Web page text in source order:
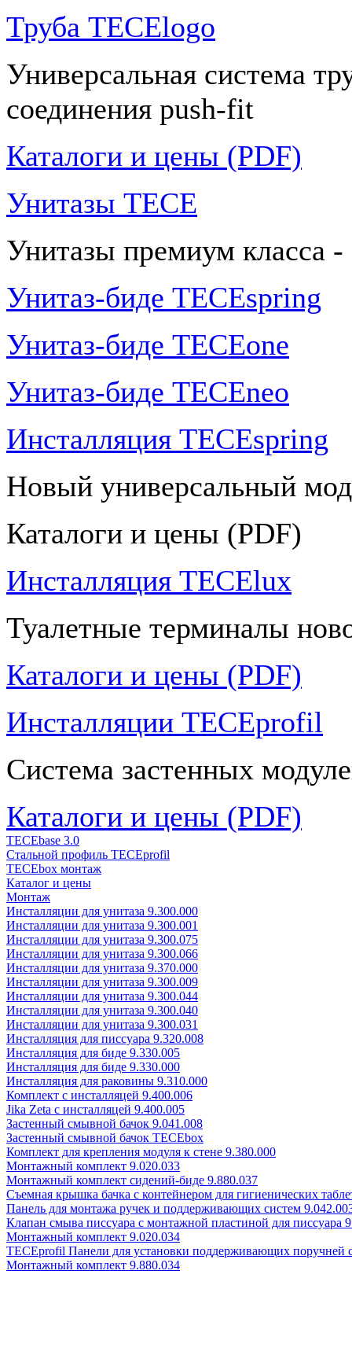
Труба TECElogo
Универсальная система
соединения push-fit
Каталоги и цены (PDF)
Унитазы TECE
Унитазы премиум класса -
Унитаз-биде TECEspring
Унитаз-биде TECEone
Унитаз-биде TECEneo
Инсталляция TECEspring
Новый универсальный
Каталоги и цены (PDF)
Инсталляция TECElux
Туалетные терминалы
Каталоги и цены (PDF)
Инсталляции TECEprofil
Система застенных
Каталоги и цены (PDF)
TECEbase 3.0
Стальной профиль TECEprofil
TECEbox монтаж
Каталог и цены
Монтаж
Инсталляции для унитаза 9.300.000
Инсталляции для унитаза 9.300.001
Инсталляции для унитаза 9.300.075
Инсталляции для унитаза 9.300.066
Инсталляции для унитаза 9.370.000
Инсталляции для унитаза 9.300.009
Инсталляции для унитаза 9.300.044
Инсталляции для унитаза 9.300.040
Инсталляции для унитаза 9.300.031
Инсталляция для писсуара 9.320.008
Инсталляция для биде 9.330.005
Инсталляция для биде 9.330.000
Инсталляция для раковины 9.310.000
Комплект с инсталляцей 9.400.006
Jika Zeta с инсталляцей 9.400.005
Застенный смывной бачок 9.041.008
Застенный смывной бачок TECEbox
Комплект для крепления модуля к стене 9.380.000
Монтажный комплект 9.020.033
Монтажный комплект сидений-биде 9.880.037
Съемная крышка бачка с контейнером для гигиенических
Панель для монтажа ручек и поддерживающих систем
Клапан смыва писсуара с монтажной пластиной для писсуара
Монтажный комплект 9.020.034
TECEprofil Панели для установки поддерживающих поручней
Монтажный комплект 9.880.034